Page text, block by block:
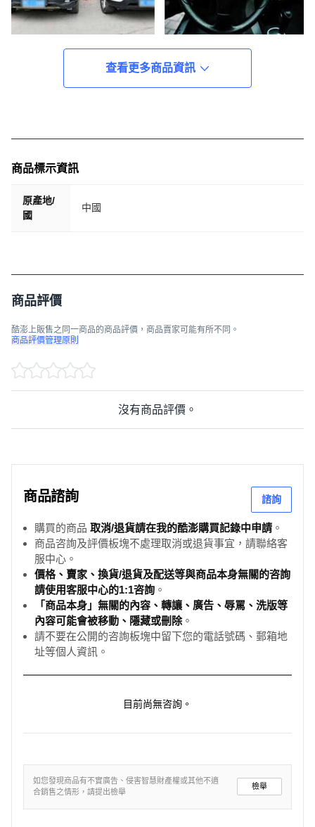
查看更多商品資訊
商品標示資訊
原產地/
國
中國
商品評價
酷澎上販售之同一商品的商品評價，商品賣家可能有所不同。
商品評價管理原則
沒有商品評價。
商品諮詢 諮詢
購買的商品 取消/退貨請在我的酷澎購買記錄中申請 。
商品咨詢及評價板塊不處理取消或退貨事宜，請聯絡客
服中心。
價格、賣家、換貨/退貨及配送等與商品本身無關的咨詢
請使用客服中心的1:1咨詢 。
「商品本身」無關的內容、轉讓、廣告、辱罵、洗版等
內容可能會被移動、隱藏或刪除。
請不要在公開的咨詢板塊中留下您的電話號碼、郵箱地
址等個人資訊。
目前尚無咨詢。
如您發現商品有不實廣告、侵害智慧財產權或其他不適
合銷售之情形，請提出檢舉
檢舉